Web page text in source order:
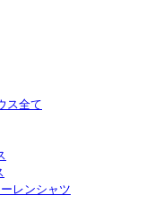
ス全て
レンシャツ